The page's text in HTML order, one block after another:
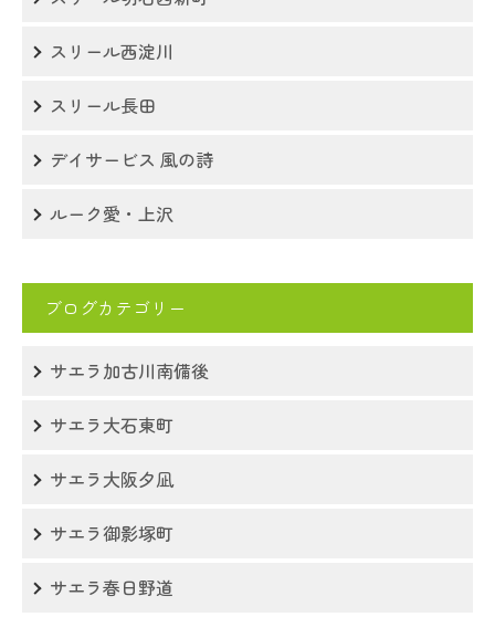
スリール西淀川
スリール長田
デイサービス 風の詩
ルーク愛・上沢
ブログカテゴリー
サエラ加古川南備後
サエラ大石東町
サエラ大阪夕凪
サエラ御影塚町
サエラ春日野道